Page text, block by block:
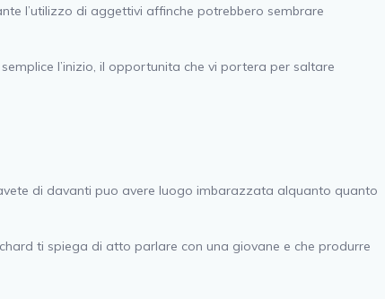
l’utilizzo di aggettivi affinche potrebbero sembrare
l’inizio, il opportunita che vi portera per saltare
di davanti puo avere luogo imbarazzata alquanto quanto
ti spiega di atto parlare con una giovane e che produrre